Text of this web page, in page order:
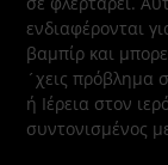
ενδιαφέρονται
βαμπίρ και
´χεις πρόβλημα
ή Ιέρεια στον
συντονισμένος